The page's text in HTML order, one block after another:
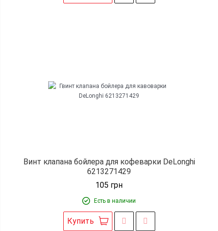
Винт клапана бойлера для кофеварки DeLonghi
6213271429
105 грн
Есть в наличии
Купить